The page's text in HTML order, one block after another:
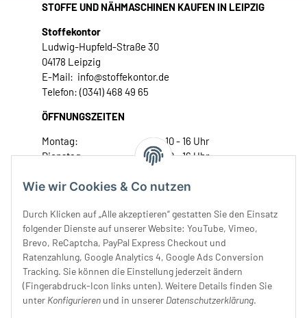
Wie wir Cookies & Co nutzen
Durch Klicken auf „Alle akzeptieren“ gestatten Sie den Einsatz
folgender Dienste auf unserer Website: YouTube, Vimeo,
Brevo, ReCaptcha, PayPal Express Checkout und
Ratenzahlung, Google Analytics 4, Google Ads Conversion
Tracking. Sie können die Einstellung jederzeit ändern
(Fingerabdruck-Icon links unten). Weitere Details finden Sie
unter Konfigurieren und in unserer Datenschutzerklärung.
STOFFE UND NÄHMASCHINEN KAUFEN IN LEIPZIG
Stoffekontor
Ludwig-Hupfeld-Straße 30
04178 Leipzig
E-Mail: info@stoffekontor.de
Telefon: (0341) 468 49 65
ÖFFNUNGSZEITEN
Montag:
10 - 16 Uhr
Dienstag:
10 - 16 Uhr
Donnerstag:
10 - 18 Uhr
Samstag:
10 - 14 Uhr
Unser Service
Rechtliches